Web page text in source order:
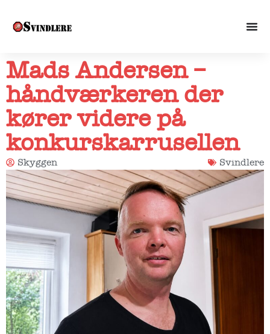
Mads Andersen –
håndværkeren der
kører videre på
konkurskarrusellen
Skyggen Svindlere